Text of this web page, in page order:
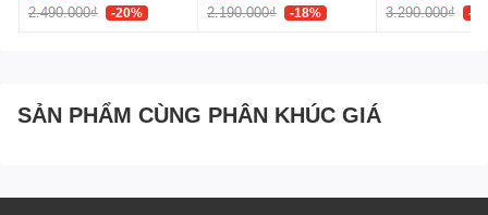
2.490.000₫ -20% 2.190.000₫ -18% 3.290.000₫ -
SẢN PHẨM CÙNG PHÂN KHÚC GIÁ